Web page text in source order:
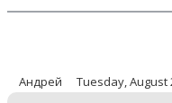
Андрей Tuesday, August